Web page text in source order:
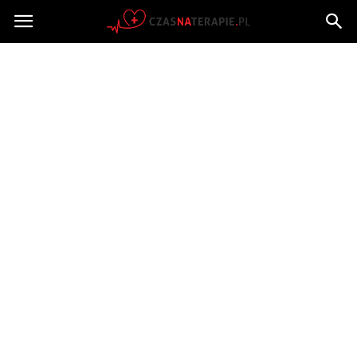
Czasnaterapie.pl